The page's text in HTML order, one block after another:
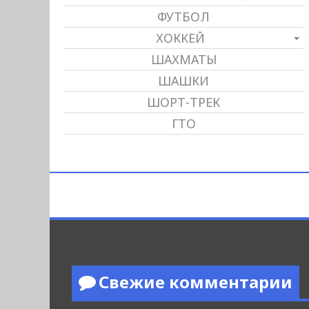
ФУТБОЛ
ХОККЕЙ
ШАХМАТЫ
ШАШКИ
ШОРТ-ТРЕК
ГТО
Свежие комментарии